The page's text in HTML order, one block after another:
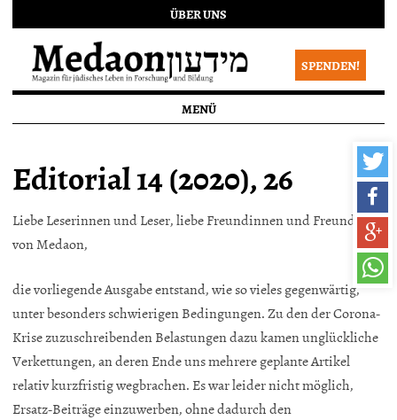
ÜBER UNS
SPENDEN!
MENÜ
Editorial 14 (2020), 26
Liebe Leserinnen und Leser, liebe Freundinnen und Freunde
von Medaon,
die vorliegende Ausgabe entstand, wie so vieles gegenwärtig,
unter besonders schwierigen Bedingungen. Zu den der Corona-
Krise zuzuschreibenden Belastungen dazu kamen unglückliche
Verkettungen, an deren Ende uns mehrere geplante Artikel
relativ kurzfristig wegbrachen. Es war leider nicht möglich,
Ersatz-Beiträge einzuwerben, ohne dadurch den